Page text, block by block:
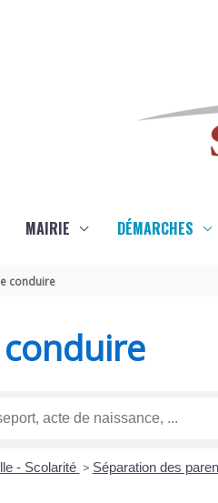
MAIRIE DÉMARCHES
conduire
- Scolarité > Séparation des